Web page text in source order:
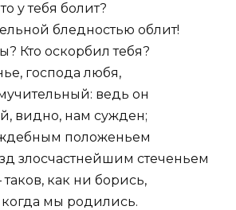
у тебя болит?
бледностью облит!
Кто оскорбил тебя?
господа любя,
ведь он
видно, нам сужден;
положеньем
злосчастнейшим стеченьем
как ни борись,
мы родились.